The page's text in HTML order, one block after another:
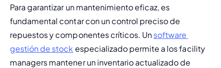
Para garantizar un mantenimiento eficaz, es
fundamental contar con un control preciso de
repuestos y componentes críticos. Un software
gestión de stock especializado permite a los facility
managers mantener un inventario actualizado de